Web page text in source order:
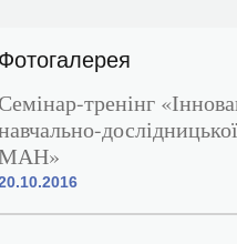
2024/
н. р. 1.
засідання...
матеріали до
національної...
Фотогалерея
Семінар-тренінг